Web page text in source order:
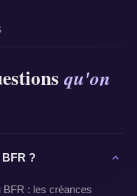
qu'on
?
BFR : les créances